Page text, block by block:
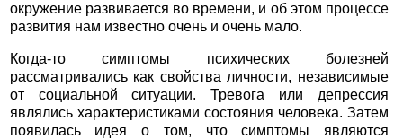
окружение развивается во времени, и об этом процессе
развития нам известно очень и очень мало.
Когда-то симптомы психических болезней
рассматривались как свойства личности, независимые
от социальной ситуации. Тревога или депрессия
являлись характеристиками состояния человека. Затем
появилась идея о том, что симптомы являются